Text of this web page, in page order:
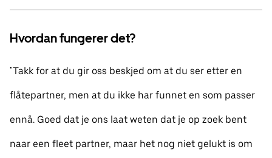
Hvordan fungerer det?
"Takk for at du gir oss beskjed om at du ser etter en
flåtepartner, men at du ikke har funnet en som passer
ennå. Goed dat je ons laat weten dat je op zoek bent
naar een fleet partner, maar het nog niet gelukt is om